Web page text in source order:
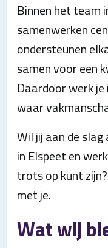
Binnen het team
samenwerken
ondersteunen
samen voor een
Daardoor werk
waar
Wil jij aan de
in Elspeet en
trots op kunt
met je.
Wat wij